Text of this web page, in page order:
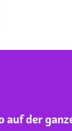
auf der